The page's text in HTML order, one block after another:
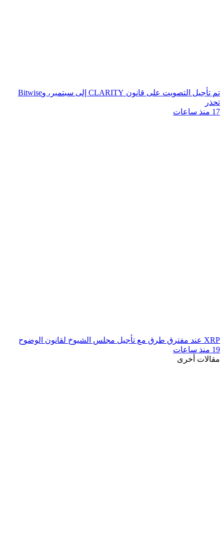
تم تأجيل التصويت على قانون CLARITY إلى سبتمبر، وBitwise
تحذر
17 منذ ساعات
XRP عند مفترق طرق مع تأجيل مجلس الشيوخ لقانون الوضوح
19 منذ ساعات
مقالات أخرى